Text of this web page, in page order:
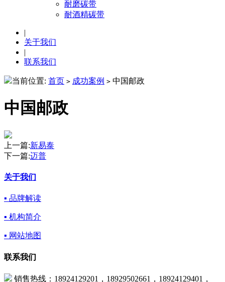
耐磨碳带
耐酒精碳带
|
关于我们
|
联系我们
当前位置: 首页 > 成功案例 > 中国邮政
中国邮政
上一篇:新易泰
下一篇:迈普
关于我们
▪ 品牌解读
▪ 机构简介
▪ 网站地图
联系我们
销售热线：18924129201，18929502661，18924129401，